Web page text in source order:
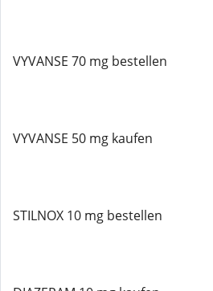
VYVANSE 70 mg bestellen
VYVANSE 50 mg kaufen
STILNOX 10 mg bestellen